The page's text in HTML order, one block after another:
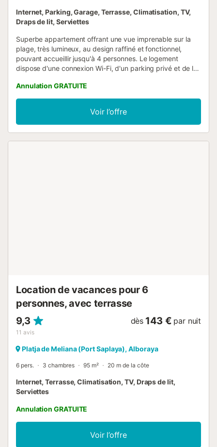
Internet, Parking, Garage, Terrasse, Climatisation, TV,
Draps de lit, Serviettes
Superbe appartement offrant une vue imprenable sur la
plage, très lumineux, au design raffiné et fonctionnel,
pouvant accueillir jusqu'à 4 personnes. Le logement
dispose d'une connexion Wi-Fi, d'un parking privé et de la
en première ligne de mer, avec un accès direct depuis
l'immeuble à la promenade piétonne. Il est parfait pour les
familles qui souhaitent passer un véritable moment de
détente à Valence, loin de l'agitation urbaine, tout en
bénéficiant de tous les services de restauration, de
Annulation GRATUITE
Voir l’offre
Location de vacances pour 6
personnes, avec terrasse
9,3
11 avis
dès 143 € par nuit
Platja de Meliana (Port Saplaya), Alboraya
6 pers. 3 chambres 95 m² 20 m de la côte
Internet, Terrasse, Climatisation, TV, Draps de lit,
Serviettes
Annulation GRATUITE
Voir l’offre